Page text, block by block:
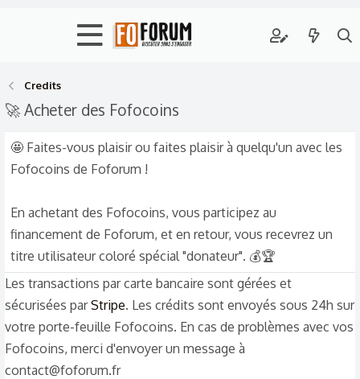
Credits
🚀 Acheter des Fofocoins
🤩 Faites-vous plaisir ou faites plaisir à quelqu'un avec les
Fofocoins de Foforum !
En achetant des Fofocoins, vous participez au
financement de Foforum, et en retour, vous recevrez un
titre utilisateur coloré spécial "donateur". 💰🏆
Les transactions par carte bancaire sont gérées et
sécurisées parStripe. Les crédits sont envoyés sous 24h sur
votre porte-feuille Fofocoins. En cas de problèmes avec vos
Fofocoins, merci d'envoyer un message à
contact@foforum.fr